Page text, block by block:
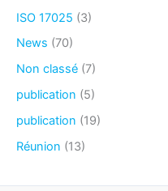
ISO 17025 (3)
News (70)
Non classé (7)
publication (5)
publication (19)
Réunion (13)